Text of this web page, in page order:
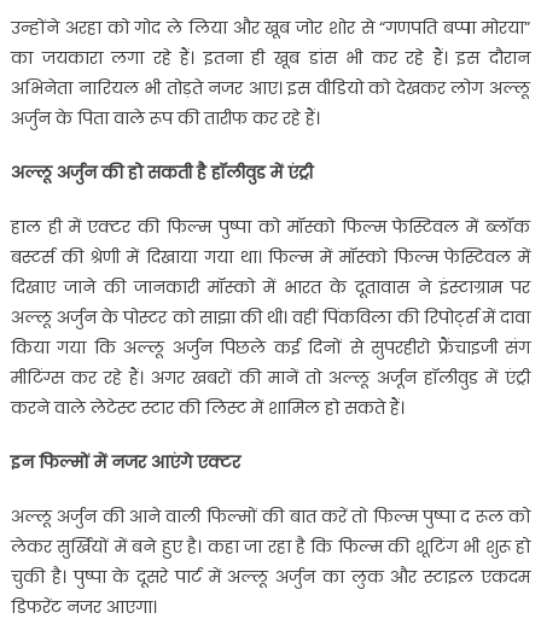
उन्होंने अरहा को गोद ले लिया और खूब जोर शोर से “गणपति बप्पा मोरया”
का जयकारा लगा रहे हैं। इतना ही खूब डांस भी कर रहे हैं। इस दौरान
अभिनेता नारियल भी तोड़ते नजर आए। इस वीडियो को देखकर लोग अल्लू
अर्जुन के पिता वाले रूप की तारीफ कर रहे हैं।
अल्लू अर्जुन की हो सकती है हॉलीवुड में एंट्री
हाल ही में एक्टर की फिल्म पुष्पा को मॉस्को फिल्म फेस्टिवल में ब्लॉक
बस्टर्स की श्रेणी में दिखाया गया था। फिल्म में मॉस्को फिल्म फेस्टिवल में
दिखाए जाने की जानकारी मॉस्को में भारत के दूतावास ने इंस्टाग्राम पर
अल्लू अर्जुन के पोस्टर को साझा की थी। वहीं पिंकविला की रिपोर्ट्स में दावा
किया गया कि अल्लू अर्जुन पिछले कई दिनों से सुपरहीरो फ्रैंचाइजी संग
मीटिंग्स कर रहे हैं। अगर खबरों की मानें तो अल्लू अर्जून हॉलीवुड में एंट्री
करने वाले लेटेस्ट स्टार की लिस्ट में शामिल हो सकते हैं।
इन फिल्मों में नजर आएंगे एक्टर
अल्लू अर्जुन की आने वाली फिल्मों की बात करें तो फिल्म पुष्पा द रूल को
लेकर सुर्खियों में बने हुए है। कहा जा रहा है कि फिल्म की शूटिंग भी शुरू हो
चुकी है। पुष्पा के दूसरे पार्ट में अल्लू अर्जुन का लुक और स्टाइल एकदम
डिफरेंट नजर आएगा।